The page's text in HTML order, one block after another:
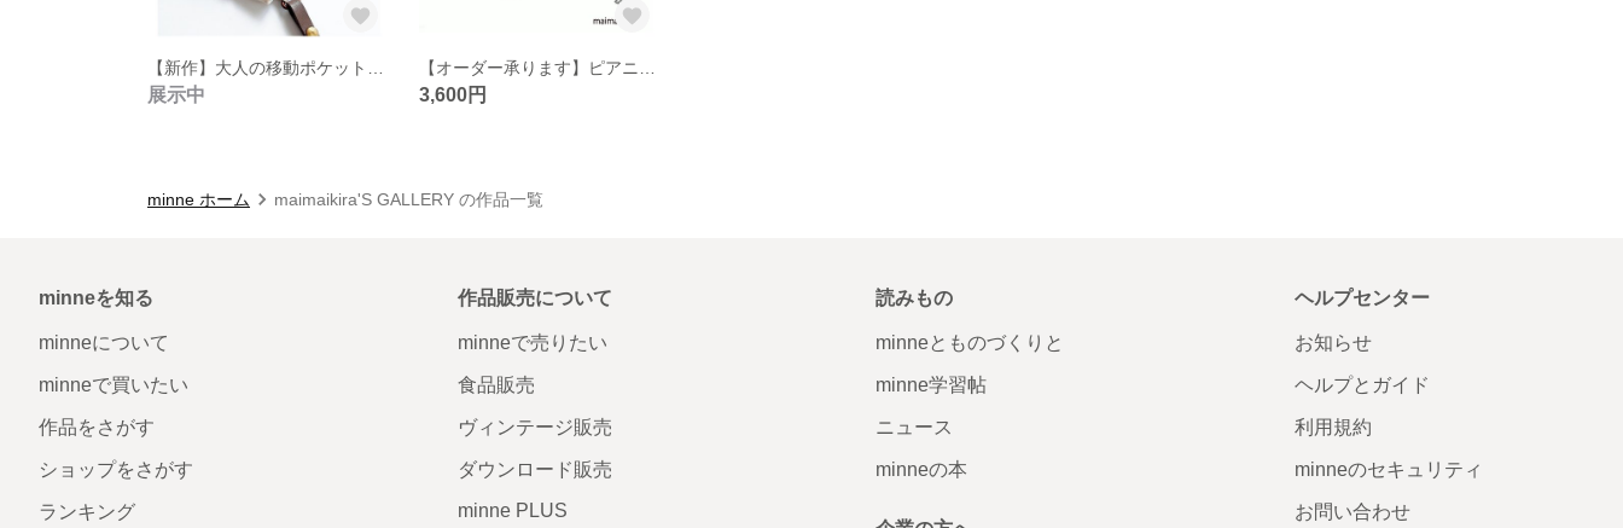
展示中 3,600円
minne ホーム maimaikira'S GALLERY の作品一覧
minneを知る
minneについて
minneで買いたい
作品をさがす
ショップをさがす
ランキング
作品販売について
minneで売りたい
食品販売
ヴィンテージ販売
ダウンロード販売
minne PLUS
読みもの
minneとものづくりと
minne学習帖
ニュース
minneの本
ヘルプセンター
お知らせ
ヘルプとガイド
利用規約
minneのセキュリティ
お問い合わせ